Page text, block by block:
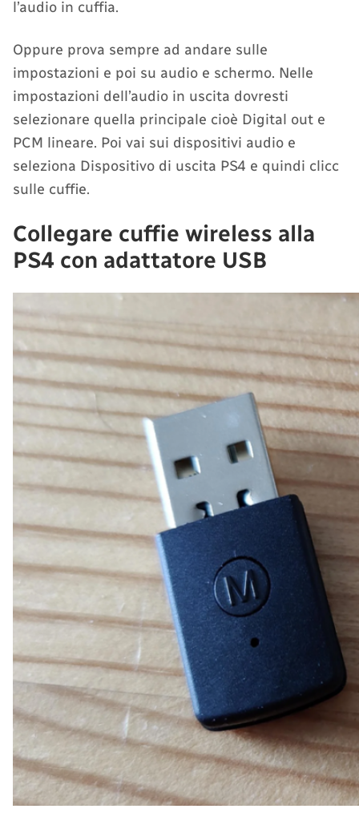
l’audio in cuffia.
Oppure prova sempre ad andare sulle
impostazioni e poi su audio e schermo. Nelle
impostazioni dell’audio in uscita dovresti
selezionare quella principale cioè Digital out e
PCM lineare. Poi vai sui dispositivi audio e
seleziona Dispositivo di uscita PS4 e quindi clicc
sulle cuffie.
Collegare cuffie wireless alla
PS4 con adattatore USB